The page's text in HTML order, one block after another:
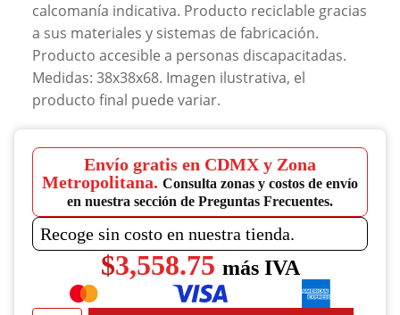
calcomanía indicativa. Producto reciclable gracias
a sus materiales y sistemas de fabricación.
Producto accesible a personas discapacitadas.
Medidas: 38x38x68. Imagen ilustrativa, el
producto final puede variar.
Envío gratis en CDMX y Zona
Metropolitana. Consulta zonas y costos de envío
en nuestra sección de Preguntas Frecuentes.
Recoge sin costo en nuestra tienda.
$3,558.75 más IVA